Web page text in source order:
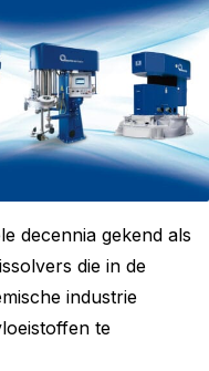
decennia gekend als
die in de
industrie
te